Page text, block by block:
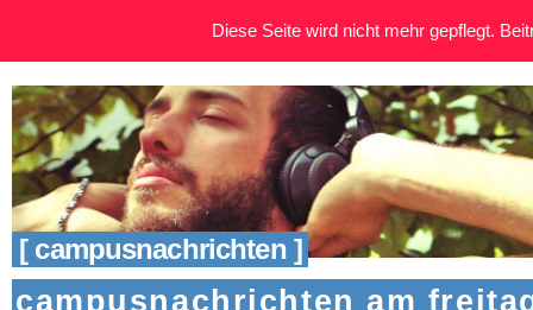
[ campusnachrichten ]
campusnachrichten am
Diese Seite wird nicht mehr gepflegt.